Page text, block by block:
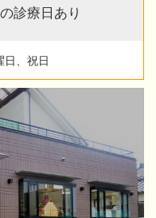
診療日あり
日、祝日